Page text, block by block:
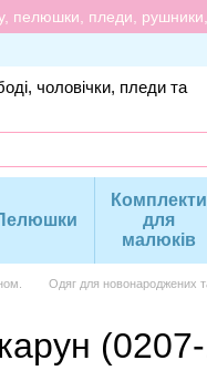
пледи, рушники,
чоловічки, пледи та
Комплекти
для
малюків
Одяг для новонароджених